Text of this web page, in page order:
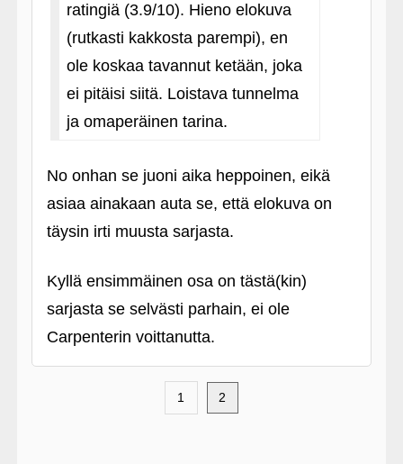
ratingiä (3.9/10). Hieno elokuva
(rutkasti kakkosta parempi), en
ole koskaa tavannut ketään, joka
ei pitäisi siitä. Loistava tunnelma
ja omaperäinen tarina.
No onhan se juoni aika heppoinen, eikä
asiaa ainakaan auta se, että elokuva on
täysin irti muusta sarjasta.
Kyllä ensimmäinen osa on tästä(kin)
sarjasta se selvästi parhain, ei ole
Carpenterin voittanutta.
1 2